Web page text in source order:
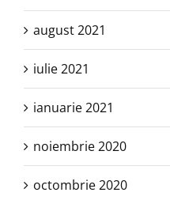
august 2021
iulie 2021
ianuarie 2021
noiembrie 2020
octombrie 2020